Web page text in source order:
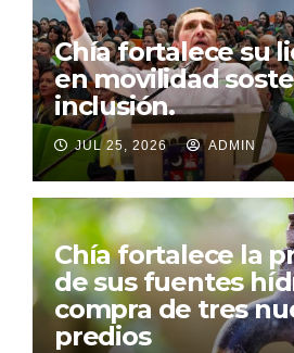
Chía fortalece su
en movilidad
inclusión.
JUL 25, 2026 ADMIN
Chía fortalece la
de sus fuentes
compra de tres
predios